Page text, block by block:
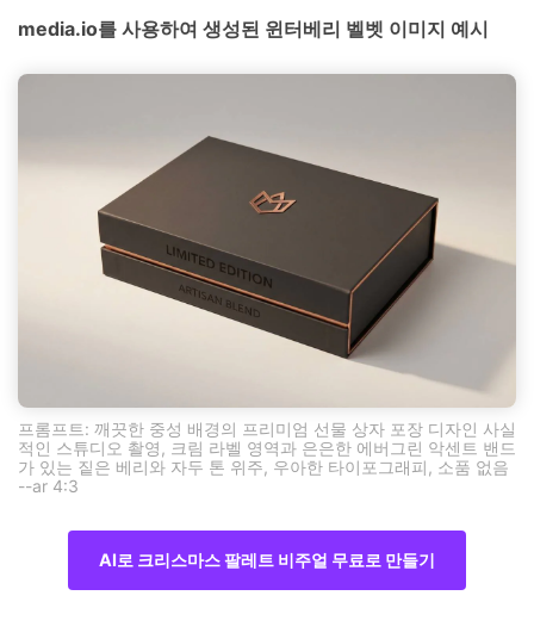
media.io를 사용하여 생성된 윈터베리 벨벳 이미지 예시
프롬프트: 깨끗한 중성 배경의 프리미엄 선물 상자 포장 디자인 사실
적인 스튜디오 촬영, 크림 라벨 영역과 은은한 에버그린 악센트 밴드
가 있는 짙은 베리와 자두 톤 위주, 우아한 타이포그래피, 소품 없음
--ar 4:3
AI로 크리스마스 팔레트 비주얼 무료로 만들기